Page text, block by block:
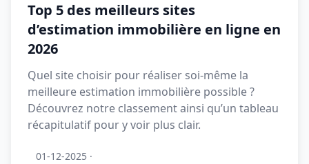
Top 5 des meilleurs sites
d’estimation immobilière en ligne en
2026
Quel site choisir pour réaliser soi-même la
meilleure estimation immobilière possible ?
Découvrez notre classement ainsi qu’un tableau
récapitulatif pour y voir plus clair.
01-12-2025 ·